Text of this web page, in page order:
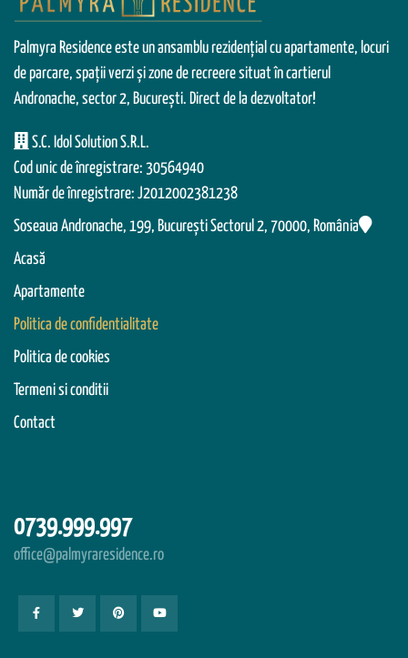
Palmyra Residence este un ansamblu rezidențial cu apartamente, locuri
de parcare, spații verzi și zone de recreere situat în cartierul
Andronache, sector 2, București. Direct de la dezvoltator!
S.C. Idol Solution S.R.L.
Cod unic de înregistrare: 30564940
Număr de înregistrare: J2012002381238
Soseaua Andronache, 199, Bucureşti Sectorul 2, 70000, România
Acasă
Apartamente
Politica de confidentialitate
Politica de cookies
Termeni si conditii
Contact
0739.999.997
office@palmyraresidence.ro